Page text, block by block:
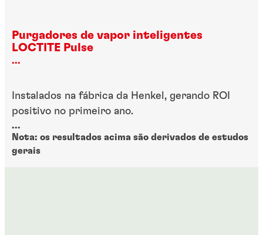
Purgadores de vapor inteligentes
LOCTITE Pulse
...
Instalados na fábrica da Henkel, gerando ROI
positivo no primeiro ano.
...
Nota: os resultados acima são derivados de estudos
gerais